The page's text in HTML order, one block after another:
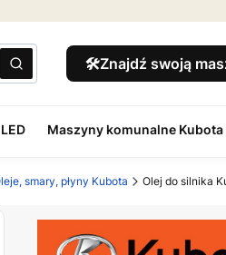
Szukaj 🛠️Znajdź swoją
Maszyny komunalne Kubota
smary, płyny Kubota Olej do silnika